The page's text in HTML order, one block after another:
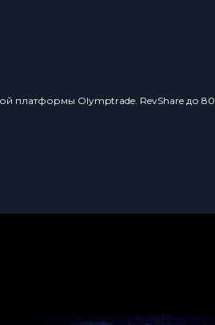
платформы Olymptrade. RevShare до